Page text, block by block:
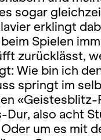
sogar
erklingt
Spielen
zurücklässt,
Wie bin ich
springt im
«Geistesblitz-
Dur, also acht
um es mit